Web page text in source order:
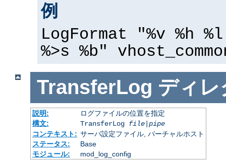
例
LogFormat "%v %h
%>s %b"
TransferLog ディレ
説明:
ログファイルの位置を指定
構文:
TransferLog file| pipe
コンテキスト: サーバ設定ファイル, バーチャルホスト
ステータス:
Base
モジュール:
mod_log_config